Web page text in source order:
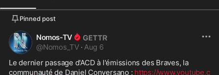
Pinned post
Nomos-TV
@Nomos_TV · Aug 6
Le dernier passage d'ACD à l'émissions des Braves, la
communauté de Daniel Conversano : https://www.youtube.c